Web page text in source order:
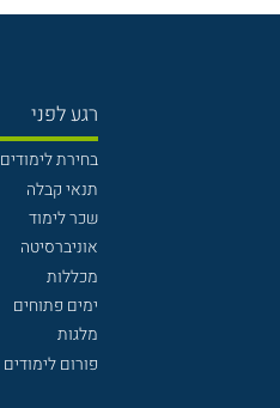
רגע לפני
בחירת לימודים
תנאי קבלה
שכר לימוד
אוניברסיטה
מכללות
ימים פתוחים
מלגות
פורום לימודים